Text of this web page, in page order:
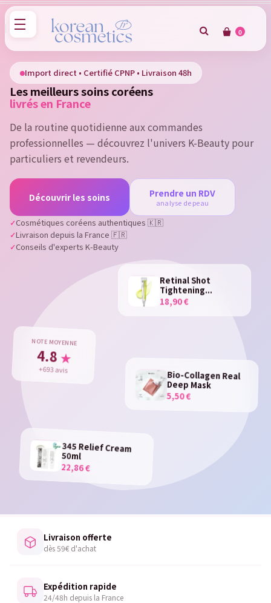
0
Import direct • Certifié CPNP • Livraison 48h
Les meilleurs soins coréens
livrés en France
De la routine quotidienne aux commandes
professionnelles — découvrez l'univers K-Beauty pour
particuliers et revendeurs.
Découvrir les soins Prendre un RDV
analyse de peau
Cosmétiques coréens authentiques 🇰🇷
Livraison depuis la France 🇫🇷
Conseils d'experts K-Beauty
Retinal Shot
Tightening...
18,90 €
345 Relief Cream
50ml
22,86 €
Bio-Collagen Real
Deep Mask
5,50 €
NOTE MOYENNE
4.8 ★
+693 avis
Livraison offerte
dès 59€ d'achat
Expédition rapide
24/48h depuis la France
Sign in
You need to be logged in to save products in your wish
list.
Cancel